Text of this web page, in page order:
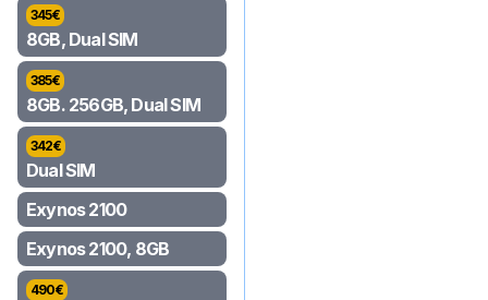
345€
8GB, Dual SIM
385€
8GB. 256GB, Dual SIM
342€
Dual SIM
Exynos 2100
Exynos 2100, 8GB
490€